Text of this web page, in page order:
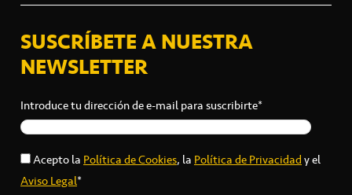
SUSCRÍBETE A NUESTRA
NEWSLETTER
Introduce tu dirección de e-mail para suscribirte*
Acepto laPolítica de Cookies, laPolítica de Privacidady el
Aviso Legal*